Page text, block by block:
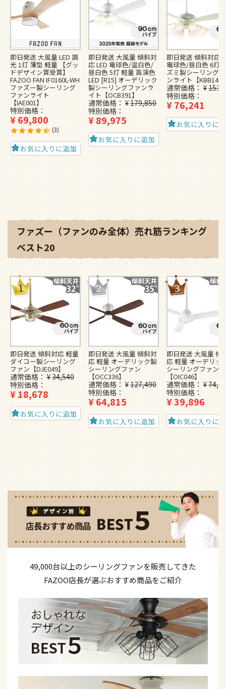
即日発送 大風量 LED 調
光 1灯 薄型 軽量 【グッ
ドデザイン賞受賞】
FAZOO FAN IF0160L-WH
ファズー製シーリング
ファンライト
【IAE001】
特別価格
¥69,800
3
お気に入りに追加
即日発送 大風量 傾斜対
応 LED 電球色/温白色/
昼白色 5灯 軽量 高演色
LED [R15] オーデリック
製シーリングファンラ
イト【OCB391】
通常価格 ¥179,850
特別価格
¥89,975
お気に入りに追加
即日発送 傾斜対応
電球色/昼白色 6灯
ズミ製シーリング
ンライト【KBB148
通常価格 ¥
特別価格
¥76,241
お気に入りに
ファズー（ファンのみ全体）売れ筋ランキング
ベスト20
即日発送 傾斜対応 軽量
ダイコー製シーリング
ファン【DJE049】
通常価格 ¥34,540
特別価格
¥18,678
お気に入りに追加
即日発送 大風量 傾斜対
応 軽量 オーデリック製
シーリングファン
【OCC336】
通常価格 ¥127,490
特別価格
¥64,815
お気に入りに追加
即日発送 大風量 傾
応 軽量 オーデリッ
シーリングファン
【OIC046】
通常価格 ¥
特別価格
¥39,896
お気に入りに
49,000台以上のシーリングファンを販売してきた
FAZOO店長が選ぶおすすめ商品をご紹介